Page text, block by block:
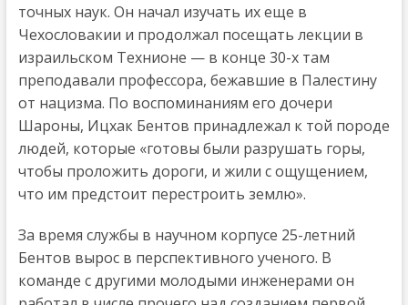
точных наук. Он начал изучать их еще в
Чехословакии и продолжал посещать лекции в
израильском Технионе — в конце 30-х там
преподавали профессора, бежавшие в Палестину
от нацизма. По воспоминаниям его дочери
Шароны, Ицхак Бентов принадлежал к той породе
людей, которые «готовы были разрушать горы,
чтобы проложить дороги, и жили с ощущением,
что им предстоит перестроить землю».
За время службы в научном корпусе 25-летний
Бентов вырос в перспективного ученого. В
команде с другими молодыми инженерами он